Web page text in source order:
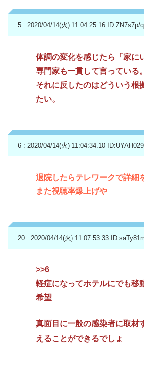
5 : 2020/04/14(火) 11:04:25.16 ID:ZN7s7p/
体調の変化を感じたら「家に
専門家も一貫して言っている。
それに反したのはどういう根
たい。
6 : 2020/04/14(火) 11:04:34.10
退院したらテレワークで詳細
また視聴率爆上げや
20 : 2020/04/14(火) 11:07:53.33
>>6
軽症になってホテルにでも移
希望
真面目に一般の感染者に取材
えることができるでしょ